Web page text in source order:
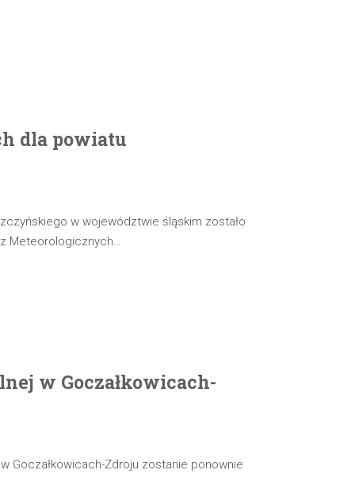
dla powiatu
w województwie śląskim zostało
Meteorologicznych…
w Goczałkowicach-
Goczałkowicach-Zdroju zostanie ponownie